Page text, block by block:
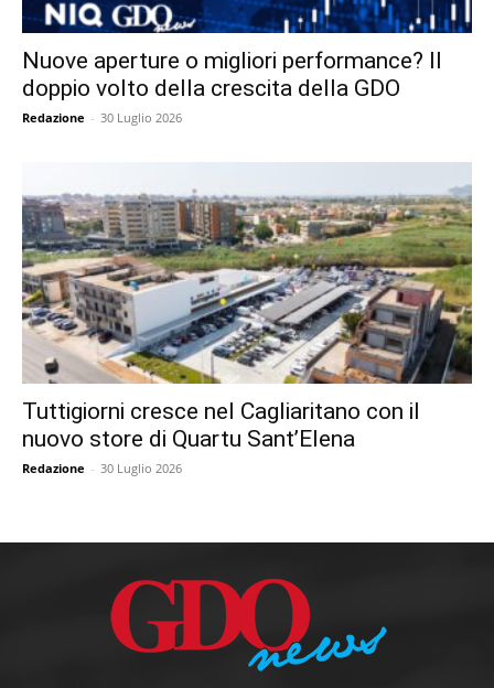
Nuove aperture o migliori performance? Il
doppio volto della crescita della GDO
Redazione - 30 Luglio 2026
Tuttigiorni cresce nel Cagliaritano con il
nuovo store di Quartu Sant’Elena
Redazione - 30 Luglio 2026